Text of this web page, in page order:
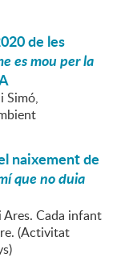
de les
es mou per la
Simó,
naixement de
que no duia
Ares. Cada infant
(Activitat